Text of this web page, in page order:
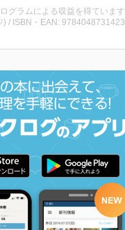
グラムによる収益を得ています
/ ISBN・EAN: 9784048731423